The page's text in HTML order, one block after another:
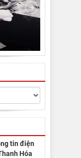
tin điện
Hóa